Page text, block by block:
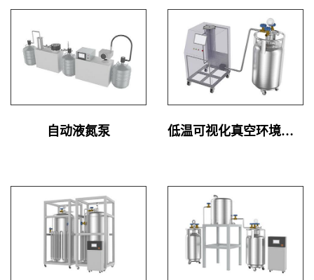
自动液氮泵 低温可视化真空环境系统设备